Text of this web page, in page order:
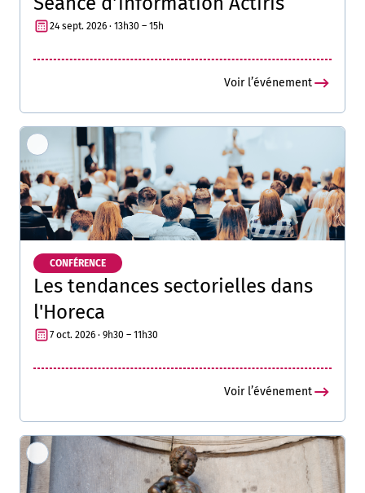
24 sept. 2026 · 13h30 – 15h
Voir l’événement
CONFÉRENCE
Les tendances sectorielles dans
l'Horeca
7 oct. 2026 · 9h30 – 11h30
Voir l’événement